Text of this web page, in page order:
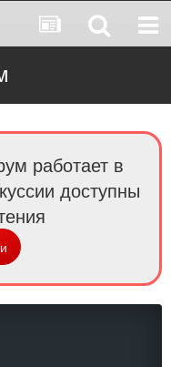
работает в
доступны